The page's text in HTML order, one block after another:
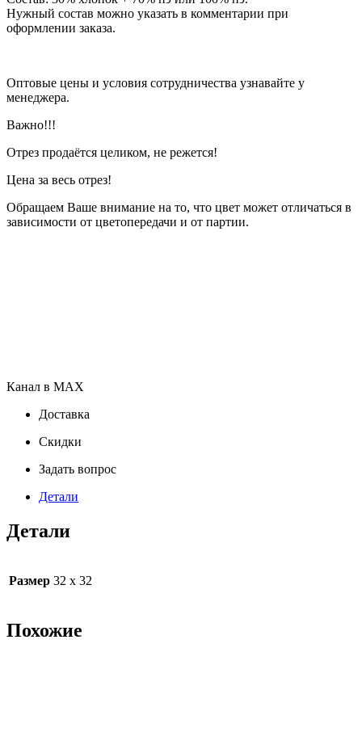
Нужный состав можно указать в комментарии при
оформлении заказа.
Оптовые цены и условия сотрудничества узнавайте у
менеджера.
Важно!!!
Отрез продаётся целиком, не режется!
Цена за весь отрез!
Обращаем Ваше внимание на то, что цвет может отличаться в
зависимости от цветопередачи и от партии.
Канал в MAX
Доставка
Скидки
Задать вопрос
Детали
Детали
Размер 32 х 32
Похожие